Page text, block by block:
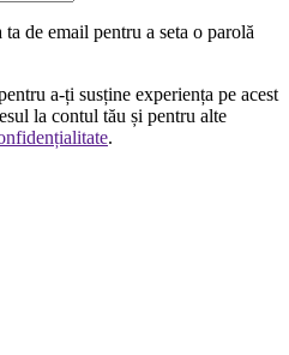
de email pentru a seta o parolă
a-ți susține experiența pe acest
la contul tău și pentru alte
.